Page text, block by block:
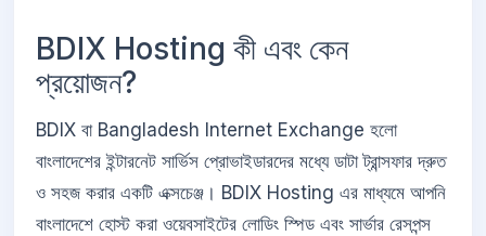
BDIX Hosting কী এবং কেন
প্রয়োজন?
BDIX বা Bangladesh Internet Exchange হলো
বাংলাদেশের ইন্টারনেট সার্ভিস প্রোভাইডারদের মধ্যে ডাটা ট্রান্সফার দ্রুত
ও সহজ করার একটি এক্সচেঞ্জ। BDIX Hosting এর মাধ্যমে আপনি
বাংলাদেশে হোস্ট করা ওয়েবসাইটের লোডিং স্পিড এবং সার্ভার রেসপন্স